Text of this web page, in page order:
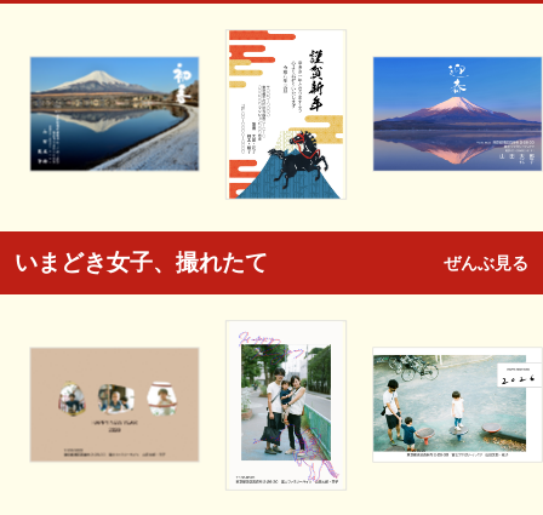
いまどき女子、撮れたて ぜんぶ見る